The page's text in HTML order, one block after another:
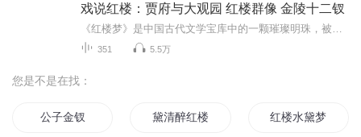
戏说红楼：贾府与大观园 红楼群像 金陵十二钗
351 5.5万
您是不是在找：
公子金钗 黛清醉红楼 红楼水黛梦